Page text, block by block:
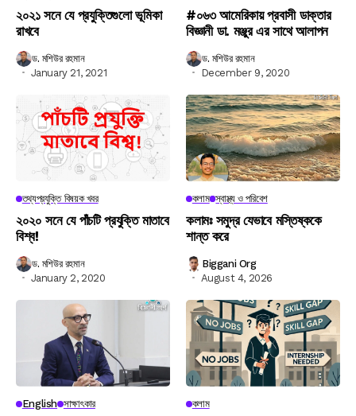
২০২১ সনে যে প্রযুক্তিগুলো ভূমিকা
রাখবে
ড. মশিউর রহমান
January 21, 2021
#০৬৩ আমেরিকায় প্রবাসী ডাক্তার
বিজ্ঞানী ডা. মঞ্জুর এর সাথে আলাপন
ড. মশিউর রহমান
December 9, 2020
তথ্যপ্রযুক্তি বিষয়ক খবর
২০২০ সনে যে পাঁচটি প্রযুক্তি মাতাবে
বিশ্ব!
ড. মশিউর রহমান
January 2, 2020
কলাম স্বাস্থ্য ও পরিবেশ
কলামঃ সমুদ্র যেভাবে মস্তিষ্ককে
শান্ত করে
Biggani Org
August 4, 2026
English সাক্ষাৎকার কলাম